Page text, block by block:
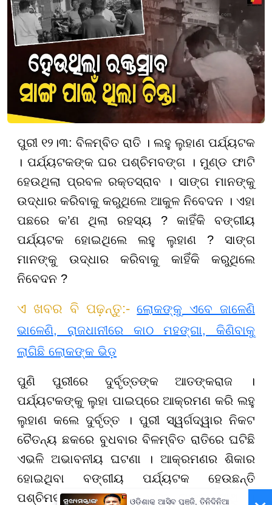
ପୁରୀ ୧୨।୩: ବିଳମ୍ବିତ ରାତି । ଲହୁ ଲୁହାଣ ପର୍ଯ୍ୟଟକ
। ପର୍ଯ୍ୟଟକଙ୍କ ଘର ପଶ୍ଚିମବଙ୍ଗ । ମୁଣ୍ଡ ଫାଟି
ହେଉଥିଲା ପ୍ରବଳ ରକ୍ତସ୍ରାବ । ସାଙ୍ଗ ମାନଙ୍କୁ
ଉଦ୍ଧାର କରିବାକୁ କରୁଥିଲେ ଆକୁଳ ନିବେଦନ । ଏହା
ପଛରେ କ’ଣ ଥିଲା ରହସ୍ୟ ? କାହିଁକି ବଙ୍ଗୀୟ
ପର୍ଯ୍ୟଟକ ହୋଇଥିଲେ ଲହୁ ଲୁହାଣ ? ସାଙ୍ଗ
ମାନଙ୍କୁ ଉଦ୍ଧାର କରିବାକୁ କାହିଁକି କରୁଥିଲେ
ନିବେଦନ ?
ଏ ଖବର ବି ପଢ଼ନ୍ତୁ:- ଲୋକଙ୍କୁ ଏବେ ଜାଳେଣି
ଭାଳେଣି, ରାଜଧାନୀରେ କାଠ ମହଙ୍ଗା, କିଣିବାକୁ
ଲାଗିଛି ଲୋକଙ୍କ ଭିଡ଼
ପୁଣି ପୁରୀରେ ଦୁର୍ବୃତ୍ତଙ୍କ ଆତଙ୍କରାଜ ।
ପର୍ଯ୍ୟଟକଙ୍କୁ ଲୁହା ପାଇପ୍‌ରେ ଆକ୍ରମଣ କରି ଲହୁ
ଲୁହାଣ କଲେ ଦୁର୍ବୃତ୍ତ । ପୁରୀ ସ୍ୱର୍ଗଦ୍ୱାର ନିକଟ
ଚୈତନ୍ୟ ଛକରେ ବୁଧବାର ବିଳମ୍ବିତ ରାତିରେ ଘଟିଛି
ଏଭଳି ଅଭାବନୀୟ ଘଟଣା । ଆକ୍ରମଣର ଶିକାର
ହୋଇଥିବା ବଙ୍ଗୀୟ ପର୍ଯ୍ୟଟକ ହେଉଛନ୍ତି
ପଶ୍ଚିମବଙ୍ଗର ଆନନ୍ଦ ଏବଂ ତାଙ୍କ ସାଥି ।
ଓଡ଼ିଶାକୁ ଆସିବ ପୁଞ୍ଜି, ତିନିଦିନିଆ